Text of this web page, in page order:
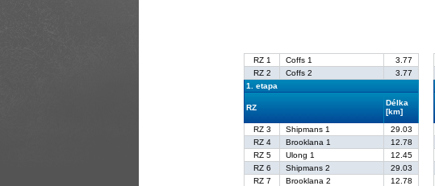
RZ 1 Coffs 1 3.77
RZ 2
Coffs 2 3.77
1. etapa
RZ
Délka
[km]
RZ 3
Shipmans 1 29.03
RZ 4
Brooklana 1 12.78
RZ 5
Ulong 1 12.45
RZ 6
Shipmans 2 29.03
RZ 7
Brooklana 2 12.78